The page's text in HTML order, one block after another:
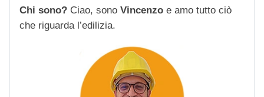
Chi sono? Ciao, sono Vincenzo e amo tutto ciò
che riguarda l’edilizia.